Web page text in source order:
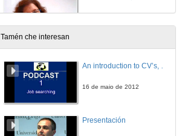
Presentación de Modesto Barcia Lago
Tamén che interesan
An introduction to CV’s, letters, and job searching
16 de maio de 2012
Presentación